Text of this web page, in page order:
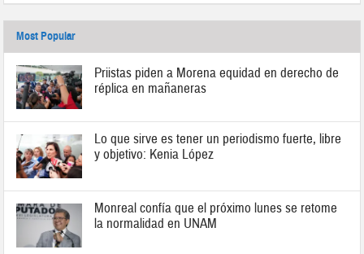
Most Popular
Priistas piden a Morena equidad en derecho de
réplica en mañaneras
Lo que sirve es tener un periodismo fuerte, libre
y objetivo: Kenia López
Monreal confía que el próximo lunes se retome
la normalidad en UNAM